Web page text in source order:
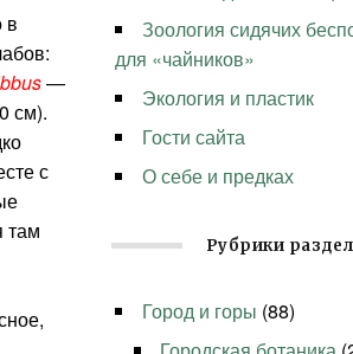
в
—
см).
с
там
Зоология сидячих
для «чайников»
Экология и пластик
Гости сайта
О себе и предках
Рубрики
Город и горы (88)